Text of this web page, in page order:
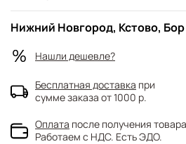
Нижний Новгород, Кстово, Бор
Нашли дешевле?
Бесплатная доставка при
сумме заказа от 1000 р.
Оплата после получения товара
Работаем с НДС. Есть ЭДО.